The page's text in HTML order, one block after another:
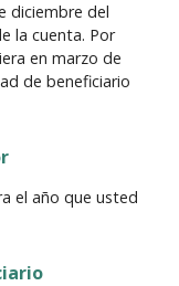
diciembre del
la cuenta. Por
en marzo de
de beneficiario
el año que usted